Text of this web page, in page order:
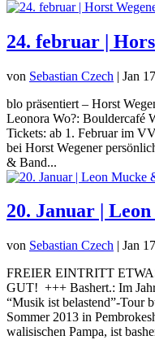
24. februar |
von Sebastian Czech | Jan
blo präsentiert – Horst
Leonora Wo?: Bouldercafé
Tickets: ab 1. Februar im
bei Horst Wegener
& Band...
20. Januar |
von Sebastian Czech | Jan
FREIER EINTRITT
GUT! +++ Bashert.: Im
“Musik ist belastend”-Tour
Sommer 2013 in
walisischen Pampa, ist